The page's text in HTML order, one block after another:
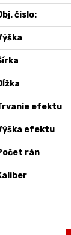
čislo:
efektu
efektu
rán